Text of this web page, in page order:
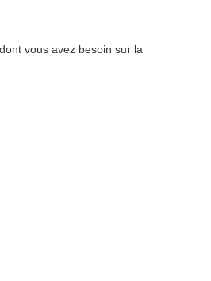
vous avez besoin sur la